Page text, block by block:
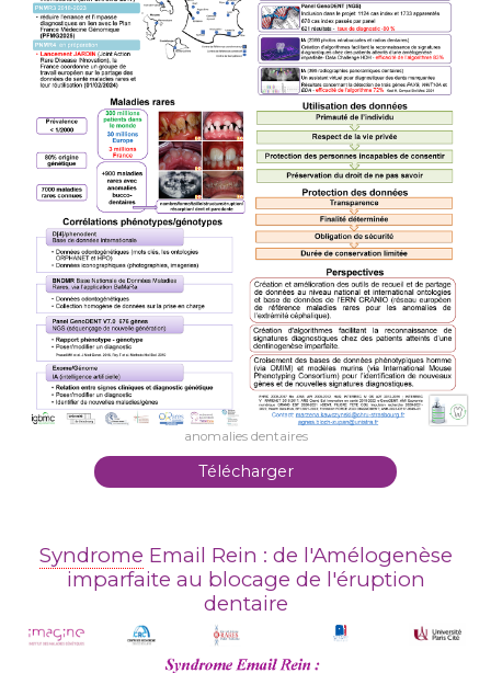
anomalies dentaires
Télécharger
Syndrome Email Rein : de l'Amélogenèse
imparfaite au blocage de l'éruption
dentaire